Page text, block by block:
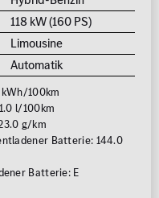
118 kW (160 PS)
Limousine
Automatik
100km
l/100km
g/km
Batterie: 144.0
Batterie: E